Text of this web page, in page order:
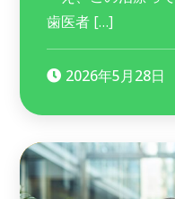
歯医者 […]
2026年5月28日